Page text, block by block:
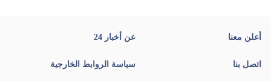
أعلن معنا عن أخبار 24
اتصل بنا سياسة الروابط الخارجية